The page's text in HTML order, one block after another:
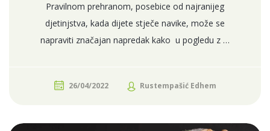
Pravilnom prehranom, posebice od najranijeg
djetinjstva, kada dijete stječe navike, može se
napraviti značajan napredak kako u pogledu z …
26/04/2022 Rustempašić Edhem